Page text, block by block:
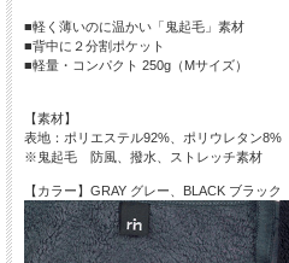
■軽く薄いのに温かい「鬼起毛」素材
■背中に２分割ポケット
■軽量・コンパクト 250g（Mサイズ）
【素材】
表地：ポリエステル92%、ポリウレタン8%
※鬼起毛 防風、撥水、ストレッチ素材
【カラー】GRAY グレー、BLACK ブラック